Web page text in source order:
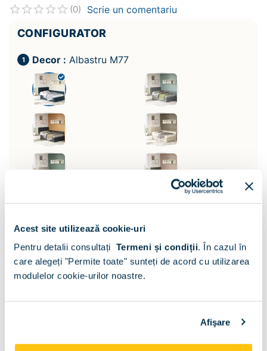
Acest site utilizează cookie-uri
Pentru detalii consultați Termeni și condiții. În cazul în
care alegeți "Permite toate" sunteți de acord cu utilizarea
modulelor cookie-urilor noastre.
Afişare
(0) Scrie un comentariu
CONFIGURATOR
Decor : Albastru M77